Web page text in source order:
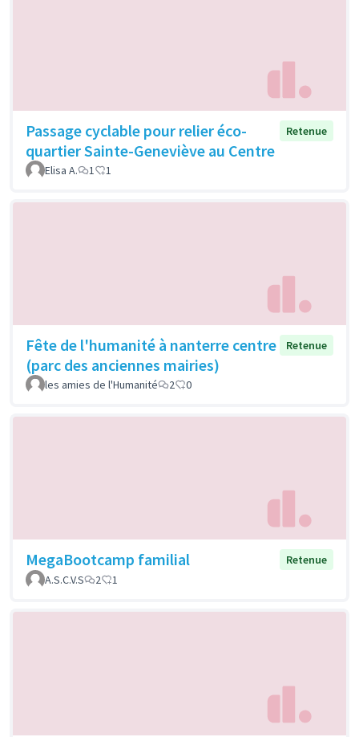
Passage cyclable pour relier éco-
quartier Sainte-Geneviève au Centre
Retenue
Elisa A. 1 1
Fête de l'humanité à nanterre centre
(parc des anciennes mairies)
Retenue
les amies de l'Humanité 2 0
MegaBootcamp familial
Retenue
A.S.C.V.S
2 1